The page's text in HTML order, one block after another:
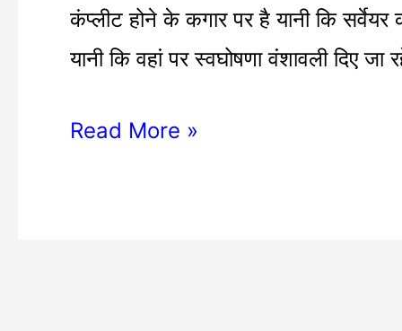
कंप्लीट होने के कगार पर है यानी कि
यानी कि वहां पर स्वघोषणा वंशावली दिए
Read More »